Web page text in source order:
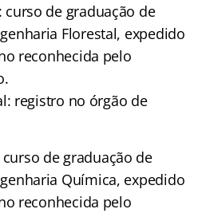
: curso de graduação de
Florestal, expedido
reconhecida pelo
registro no órgão de
curso de graduação de
Química, expedido
reconhecida pelo